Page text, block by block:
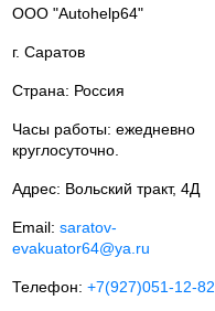
ООО "Autohelp64"
г. Саратов
Страна: Россия
Часы работы: ежедневно
круглосуточно.
Адрес: Вольский тракт, 4Д
Email: saratov-
evakuator64@ya.ru
Телефон: +7(927)051-12-82